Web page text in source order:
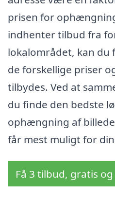
prisen for
indhenter tilbud fra
lokalområdet, kan du
de forskellige priser
tilbydes. Ved at
du finde den bedste
ophængning af
får mest muligt for
Få 3 tilbud, gratis